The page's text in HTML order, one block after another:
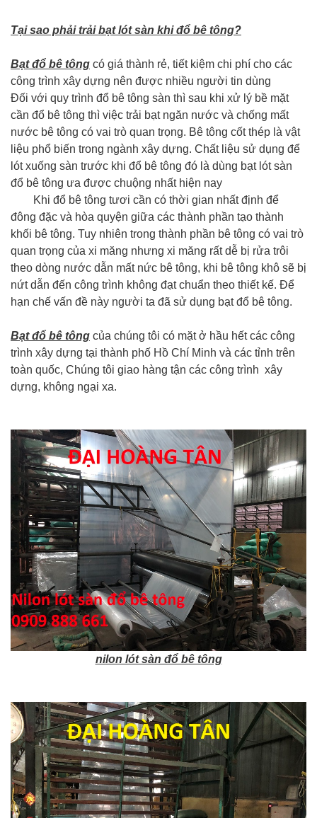
Tại sao phải trải bạt lót sàn khi đổ bê tông?
Bạt đổ bê tông có giá thành rẻ, tiết kiệm chi phí cho các
công trình xây dựng nên được nhiều người tin dùng
Đối với quy trình đổ bê tông sàn thì sau khi xử lý bề mặt
cần đổ bê tông thì việc trải bạt ngăn nước và chống mất
nước bê tông có vai trò quan trọng. Bê tông cốt thép là vật
liệu phổ biến trong ngành xây dựng. Chất liệu sử dụng để
lót xuống sàn trước khi đổ bê tông đó là dùng bạt lót sàn
đổ bê tông ưa được chuộng nhất hiện nay
Khi đổ bê tông tươi cần có thời gian nhất định để
đông đặc và hòa quyện giữa các thành phần tạo thành
khối bê tông. Tuy nhiên trong thành phần bê tông có vai trò
quan trọng của xi măng nhưng xi măng rất dễ bị rửa trôi
theo dòng nước dẫn mất nức bê tông, khi bê tông khô sẽ bị
nứt dẫn đến công trình không đạt chuẩn theo thiết kế. Để
hạn chế vấn đề này người ta đã sử dụng bạt đổ bê tông.
Bạt đổ bê tông của chúng tôi có mặt ở hầu hết các công
trình xây dựng tại thành phố Hồ Chí Minh và các tỉnh trên
toàn quốc, Chúng tôi giao hàng tận các công trình xây
dựng, không ngại xa.
nilon lót sàn đổ bê tông